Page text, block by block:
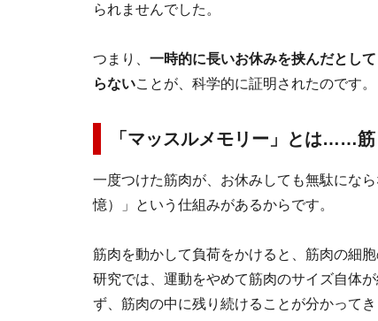
られませんでした。
つまり、 一時的に長いお休みを挟んだとし
らないことが、科学的に証明されたのです。
「マッスルメモリー」とは……
一度つけた筋肉が、お休みしても無駄にな
憶）」という仕組みがあるからです。
筋肉を動かして負荷をかけると、筋肉の細
研究では、運動をやめて筋肉のサイズ自体
ず、筋肉の中に残り続けることが分かってき